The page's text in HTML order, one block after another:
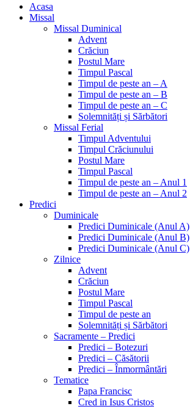
Acasa
Missal
Missal Duminical
Advent
Crăciun
Postul Mare
Timpul Pascal
Timpul de peste an – A
Timpul de peste an – B
Timpul de peste an – C
Solemnități și Sărbători
Missal Ferial
Timpul Adventului
Timpul Crăciunului
Postul Mare
Timpul Pascal
Timpul de peste an – Anul 1
Timpul de peste an – Anul 2
Predici
Duminicale
Predici Duminicale (Anul A)
Predici Duminicale (Anul B)
Predici Duminicale (Anul C)
Zilnice
Advent
Crăciun
Postul Mare
Timpul Pascal
Timpul de peste an
Solemnități și Sărbători
Sacramente – Predici
Predici – Botezuri
Predici – Căsătorii
Predici – Înmormântări
Tematice
Papa Francisc
Cred in Isus Cristos